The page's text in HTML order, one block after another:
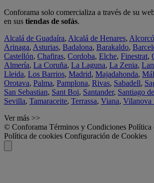
Conforama solo comercializa a través de su
en sus tiendas de sofás.
Alcalá de Guadaíra, Alcalá de Henares,
Arinaga, Asturias, Badalona, Barakaldo,
Castellón, Chafiras, Cordoba, Elche, Finestrat,
Almería, La Coruña, La Laguna, La Zenia,
Lleida, Los Barrios, Madrid, Majadahonda,
Orotava, Palma, Pamplona, Rivas, Sabadell,
San Sebastian, Sant Boi, Santander, Santiago
Sevilla, Tamaraceite, Terrassa, Viana, Vilanova
Ver más >>
© Conforama Términos y Condiciones Política
Política de cookies Configuración de Cookies